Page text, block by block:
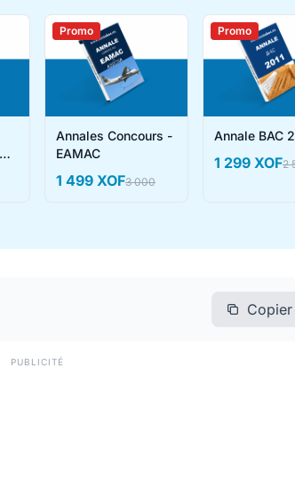
Promo
Annales Concours -
EAMAC
1 499 XOF3 000
Promo
Annale BAC
1 299 XOF2
PUBLICITÉ